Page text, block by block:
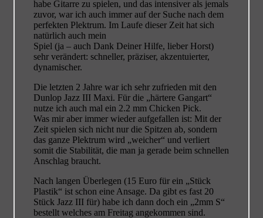
habe Gitarre zu spielen, und das intensiver als jemals
zuvor, war ich auch immer auf der Suche nach dem
perfekten Plektrum. Im Laufe dieser Zeit hat sich
natürlich auch mein
Spiel (ja – auch Dank Deiner Hilfe, lieber Horst)
sehr verändert: schneller, präziser, akzentuierter,
dynamischer.
Die letzten 2 Jahre war ich sehr zufrieden mit den
Dunlop Jazz III Maxi. Für die „härtere Gangart“
nutze ich auch mal ein 2.2 mm Chicken Pick.
Was mir aber immer wieder aufgefallen ist: Mit der
Zeit spielen sich nicht nur die Spitzen ab, sondern
das ganze Plektrum wird „weicher“ und verliert
somit die Stabilität, die man ja gerade beim schnellen
Anschlag braucht.
Nach langen Überlegen (15 Euro für ein „Stück
Plastik“ ist schon eine Ansage. Da gibt es fast 20
Stück Jazz III für) habe ich dann doch ein „2mm S“
bestellt welches am Freitag angekommen sind.